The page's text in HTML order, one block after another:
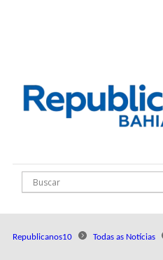
Republicanos10 Todas as Notícias